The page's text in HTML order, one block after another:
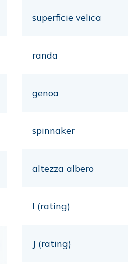
superficie velica
randa
genoa
spinnaker
altezza albero
I (rating)
J (rating)